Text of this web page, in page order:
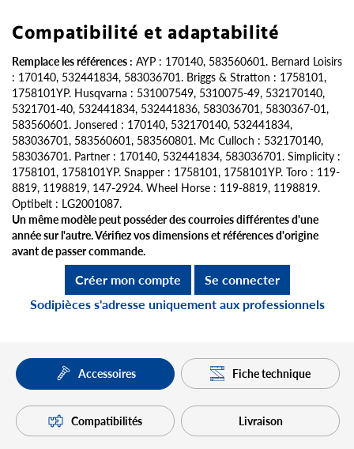
Compatibilité et adaptabilité
Remplace les références : AYP : 170140, 583560601. Bernard Loisirs
: 170140, 532441834, 583036701. Briggs & Stratton : 1758101,
1758101YP. Husqvarna : 531007549, 5310075-49, 532170140,
5321701-40, 532441834, 532441836, 583036701, 5830367-01,
583560601. Jonsered : 170140, 532170140, 532441834,
583036701, 583560601, 583560801. Mc Culloch : 532170140,
583036701. Partner : 170140, 532441834, 583036701. Simplicity :
1758101, 1758101YP. Snapper : 1758101, 1758101YP. Toro : 119-
8819, 1198819, 147-2924. Wheel Horse : 119-8819, 1198819.
Optibelt : LG2001087.
Un même modèle peut posséder des courroies différentes d'une
année sur l'autre. Vérifiez vos dimensions et références d'origine
avant de passer commande.
Créer mon compte
Se connecter
Sodipièces s'adresse uniquement aux professionnels
Accessoires Fiche technique
Compatibilités Livraison